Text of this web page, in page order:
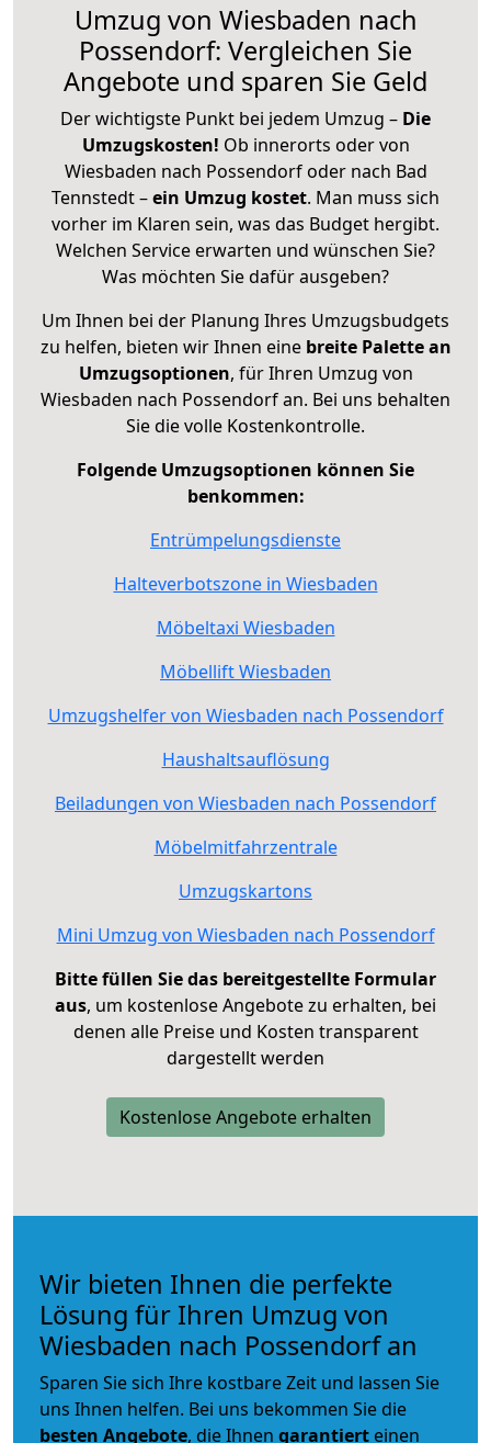
Umzug von Wiesbaden nach
Possendorf: Vergleichen Sie
Angebote und sparen Sie Geld
Der wichtigste Punkt bei jedem Umzug – Die
Umzugskosten! Ob innerorts oder von
Wiesbaden nach Possendorf oder nach Bad
Tennstedt –ein Umzug kostet. Man muss sich
vorher im Klaren sein, was das Budget hergibt.
Welchen Service erwarten und wünschen Sie?
Was möchten Sie dafür ausgeben?
Um Ihnen bei der Planung Ihres Umzugsbudgets
zu helfen, bieten wir Ihnen eine breite Palette an
Umzugsoptionen, für Ihren Umzug von
Wiesbaden nach Possendorf an. Bei uns behalten
Sie die volle Kostenkontrolle.
Folgende Umzugsoptionen können Sie
benkommen:
Entrümpelungsdienste
Halteverbotszone in Wiesbaden
Möbeltaxi Wiesbaden
Möbellift Wiesbaden
Umzugshelfer von Wiesbaden nach Possendorf
Haushaltsauflösung
Beiladungen von Wiesbaden nach Possendorf
Möbelmitfahrzentrale
Umzugskartons
Mini Umzug von Wiesbaden nach Possendorf
Bitte füllen Sie das bereitgestellte Formular
aus, um kostenlose Angebote zu erhalten, bei
denen alle Preise und Kosten transparent
dargestellt werden
Kostenlose Angebote erhalten
Wir bieten Ihnen die perfekte
Lösung für Ihren Umzug von
Wiesbaden nach Possendorf an
Sparen Sie sich Ihre kostbare Zeit und lassen Sie
uns Ihnen helfen. Bei uns bekommen Sie die
besten Angebote, die Ihnen garantiert einen